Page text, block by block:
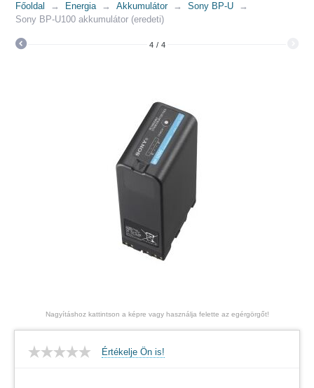
Főoldal Energia Akkumulátor
Sony BP-U
Sony BP-U100 akkumulátor (eredeti)
4 / 4
Nagyításhoz kattintson a képre vagy használja felette az egérgörgőt!
Értékelje Ön is!